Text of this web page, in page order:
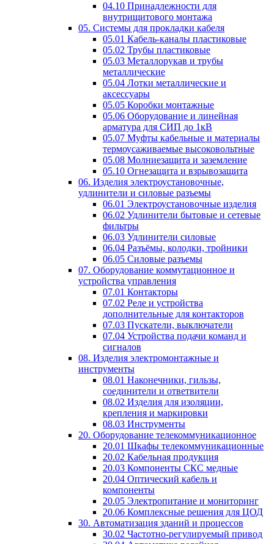
04.10 Принадлежности для
внутрищитового монтажа
05. Системы для прокладки кабеля
05.01 Кабель-каналы пластиковые
05.02 Трубы пластиковые
05.03 Металлорукав и трубы
металлические
05.04 Лотки металлические и
аксессуары
05.05 Коробки монтажные
05.06 Оборудование и линейная
арматура для СИП до 1кВ
05.07 Муфты кабельные и материалы
термоусаживаемые высоковольтные
05.08 Молниезащита и заземление
05.10 Огнезащита и взрывозащита
06. Изделия электроустановочные,
удлинители и силовые разъемы
06.01 Электроустановочные изделия
06.02 Удлинители бытовые и сетевые
фильтры
06.03 Удлинители силовые
06.04 Разъёмы, колодки, тройники
06.05 Силовые разъемы
07. Оборудование коммутационное и
устройства управления
07.01 Контакторы
07.02 Реле и устройства
дополнительные для контакторов
07.03 Пускатели, выключатели
07.04 Устройства подачи команд и
сигналов
08. Изделия электромонтажные и
инструменты
08.01 Наконечники, гильзы,
соединители и ответвители
08.02 Изделия для изоляции,
крепления и маркировки
08.03 Инструменты
20. Оборудование телекоммуникационное
20.01 Шкафы телекоммуникационные
20.02 Кабельная продукция
20.03 Компоненты СКС медные
20.04 Оптический кабель и
компоненты
20.05 Электропитание и мониторинг
20.06 Комплексные решения для ЦОД
30. Автоматизация зданий и процессов
30.02 Частотно-регулируемый привод